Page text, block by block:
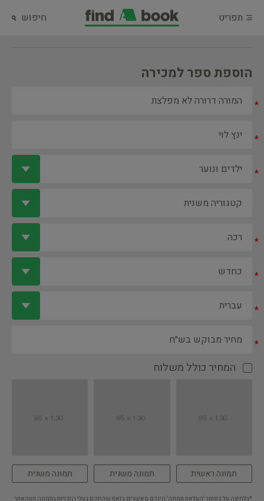
תפריט חיפוש
הוספת ספר למכירה
*
*
*
*
*
*
*
המחיר כולל משלוח
תמונה ראשית תמונה משנית תמונה משנית
*בלחיצה על כפתור 'העלאת תמונה' הינכם מאשרים בזאת שהינכם בעלי הזכויות בתמונה ושהאתר